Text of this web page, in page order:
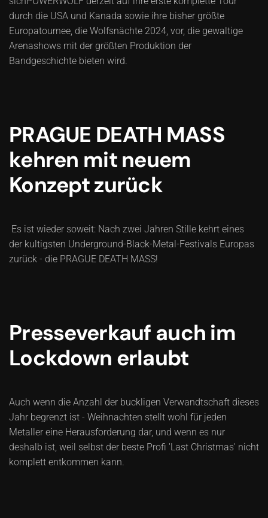
durch die USA und Kanada sowie ihre bisher größte
Europatournee, die Wolfsnächte 2024, vor, die gewaltige
Arenashows mit der größten Produktion der
Bandgeschichte bieten wird.
PRAGUE DEATH MASS
kehren mit neuem
Konzept zurück
Es ist wieder soweit: Nach zwei Jahren Stille kehrt eines
der kultigsten Underground-Black-Metal-Festivals Europas
zurück - die PRAGUE DEATH MASS!
Presseverkauf auch im
Lockdown erlaubt
Auch wenn die Anzahl der buckligen Verwandtschaft dieses
Jahr begrenzt ist - Weihnachten stellt wohl für jeden
Metaller eine Herausforderung dar, und wenn es nur
deshalb ist, weil selbst der beste Profi 'Last Christmas' nicht
komplett entkommen kann.